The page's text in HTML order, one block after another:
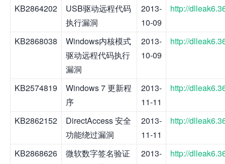
KB2864202
USB驱动远程代码
执行漏洞
2013-
10-09
http://
KB2868038
Windows内核模式
驱动远程代码执行
漏洞
2013-
10-09
http://
KB2574819
Windows 7 更新程
序
2013-
11-11
http://
KB2862152
DirectAccess 安全
功能绕过漏洞
2013-
11-11
http://
KB2868626
微软数字签名验证
2013-
http://